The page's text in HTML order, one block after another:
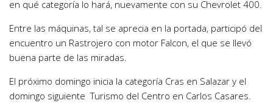
en qué categoría lo hará, nuevamente con su Chevrolet 400.
Entre las máquinas, tal se aprecia en la portada, participó del
encuentro un Rastrojero con motor Falcon, el que se llevó
buena parte de las miradas.
El próximo domingo inicia la categoría Cras en Salazar y el
domingo siguiente Turismo del Centro en Carlos Casares.